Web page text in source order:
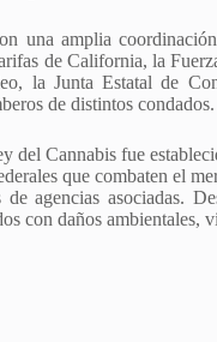
una amplia
de California, la
la Junta Estatal de
de distintos condados.
Cannabis fue
que combaten el
agencias asociadas.
con daños ambientales,